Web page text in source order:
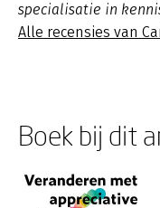
specialisatie in
Alle recensies van
Boek bij dit